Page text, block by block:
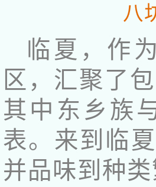
八
临夏，作
区，汇聚了
其中东乡族
表。来到临
并品味到种